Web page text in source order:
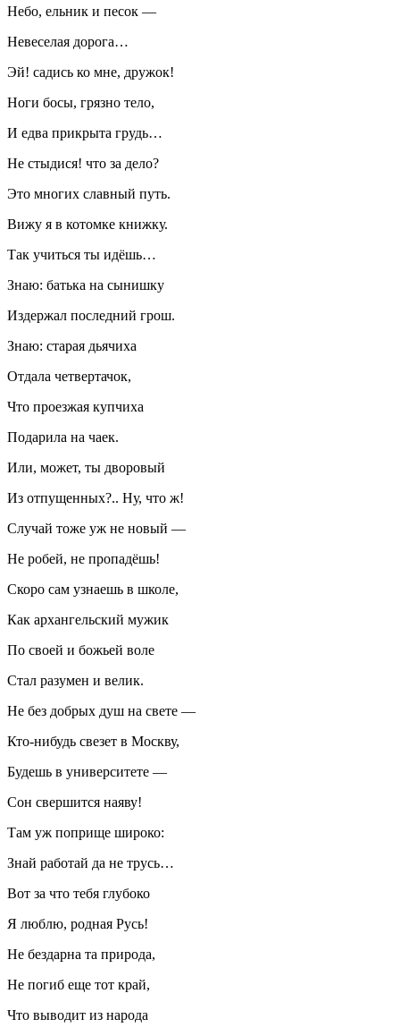
Небо, ельник и песок —
Невеселая дорога…
Эй! садись ко мне, дружок!
Ноги босы, грязно тело,
И едва прикрыта грудь…
Не стыдися! что за дело?
Это многих славный путь.
Вижу я в котомке книжку.
Так учиться ты идёшь…
Знаю: батька на сынишку
Издержал последний грош.
Знаю: старая дьячиха
Отдала четвертачок,
Что проезжая купчиха
Подарила на чаек.
Или, может, ты дворовый
Из отпущенных?.. Ну, что ж!
Случай тоже уж не новый —
Не робей, не пропадёшь!
Скоро сам узнаешь в школе,
Как архангельский мужик
По своей и божьей воле
Стал разумен и велик.
Не без добрых душ на свете —
Кто-нибудь свезет в Москву,
Будешь в университете —
Сон свершится наяву!
Там уж поприще широко:
Знай работай да не трусь…
Вот за что тебя глубоко
Я люблю, родная Русь!
Не бездарна та природа,
Не погиб еще тот край,
Что выводит из народа